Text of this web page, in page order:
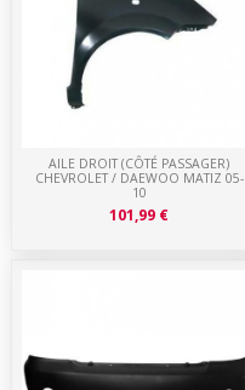
AILE DROIT (CÔTÉ PASSAGER)
CHEVROLET / DAEWOO MATIZ 05-
10
101,99 €